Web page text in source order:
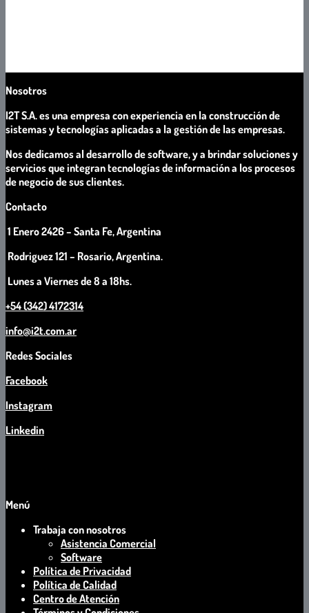
Nosotros
I2T S.A. es una empresa con experiencia en la construcción de
sistemas y tecnologías aplicadas a la gestión de las empresas.
Nos dedicamos al desarrollo de software, y a brindar soluciones y
servicios que integran tecnologías de información a los procesos
de negocio de sus clientes.
Contacto
1 Enero 2426 – Santa Fe, Argentina
Rodriguez 121 – Rosario, Argentina.
Lunes a Viernes de 8 a 18hs.
+54 (342) 4172314
info@i2t.com.ar
Redes Sociales
Facebook
Instagram
Linkedin
Menú
Trabaja con nosotros
Asistencia Comercial
Software
Política de Privacidad
Política de Calidad
Centro de Atención